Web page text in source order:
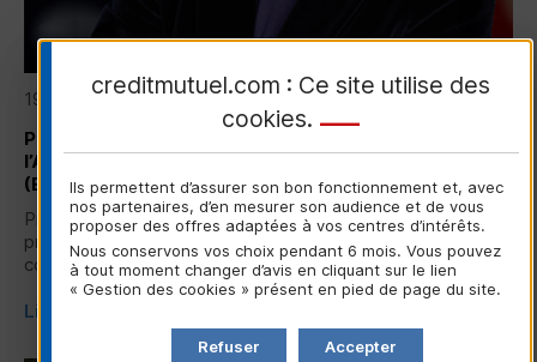
19/06/2026
Priscille Szeradzki, réélue présidente de
l’Association européenne des banques coopératives
(EACB)
Priscille Szeradzki, directrice générale de laCNCM, réélue
présidente de l’Association européenne des banques
coopératives (EACB)...
Lire la suite
creditmutuel.com : Ce site utilise des
cookies.
Ils permettent d’assurer son bon fonctionnement et, avec
nos partenaires, d’en mesurer son audience et de vous
proposer des offres adaptées à vos centres d’intérêts.
Nous conservons vos choix pendant 6 mois. Vous pouvez
à tout moment changer d’avis en cliquant sur le lien
« Gestion des cookies » présent en pied de page du site.
Accepter
Refuser